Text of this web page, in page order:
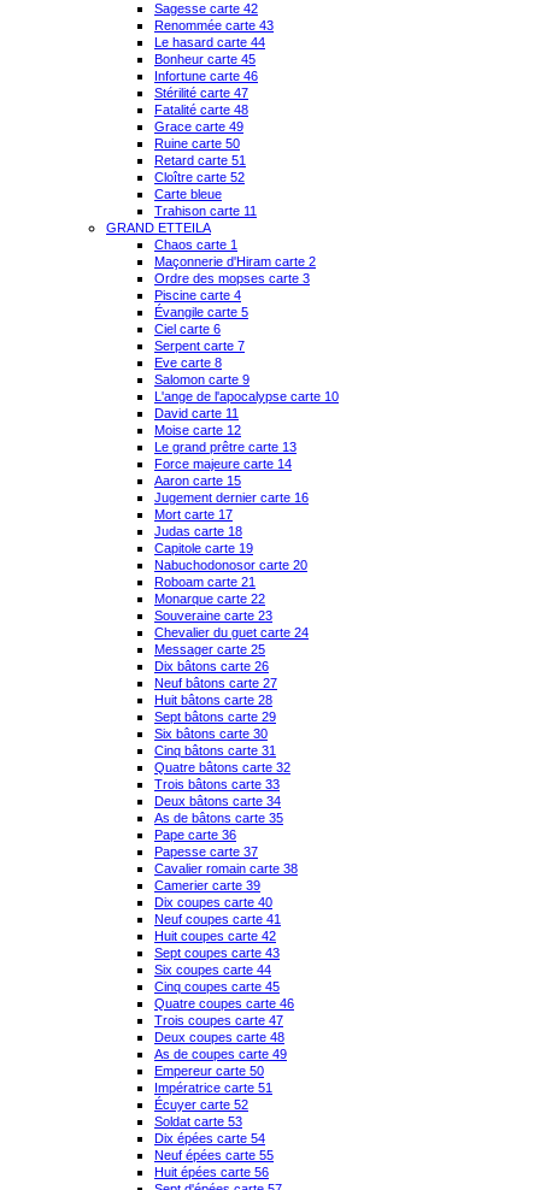
Sagesse carte 42
Renommée carte 43
Le hasard carte 44
Bonheur carte 45
Infortune carte 46
Stérilité carte 47
Fatalité carte 48
Grace carte 49
Ruine carte 50
Retard carte 51
Cloître carte 52
Carte bleue
Trahison carte 11
GRAND ETTEILA
Chaos carte 1
Maçonnerie d'Hiram carte 2
Ordre des mopses carte 3
Piscine carte 4
Évangile carte 5
Ciel carte 6
Serpent carte 7
Eve carte 8
Salomon carte 9
L'ange de l'apocalypse carte 10
David carte 11
Moise carte 12
Le grand prêtre carte 13
Force majeure carte 14
Aaron carte 15
Jugement dernier carte 16
Mort carte 17
Judas carte 18
Capitole carte 19
Nabuchodonosor carte 20
Roboam carte 21
Monarque carte 22
Souveraine carte 23
Chevalier du guet carte 24
Messager carte 25
Dix bâtons carte 26
Neuf bâtons carte 27
Huit bâtons carte 28
Sept bâtons carte 29
Six bâtons carte 30
Cinq bâtons carte 31
Quatre bâtons carte 32
Trois bâtons carte 33
Deux bâtons carte 34
As de bâtons carte 35
Pape carte 36
Papesse carte 37
Cavalier romain carte 38
Camerier carte 39
Dix coupes carte 40
Neuf coupes carte 41
Huit coupes carte 42
Sept coupes carte 43
Six coupes carte 44
Cinq coupes carte 45
Quatre coupes carte 46
Trois coupes carte 47
Deux coupes carte 48
As de coupes carte 49
Empereur carte 50
Impératrice carte 51
Écuyer carte 52
Soldat carte 53
Dix épées carte 54
Neuf épées carte 55
Huit épées carte 56